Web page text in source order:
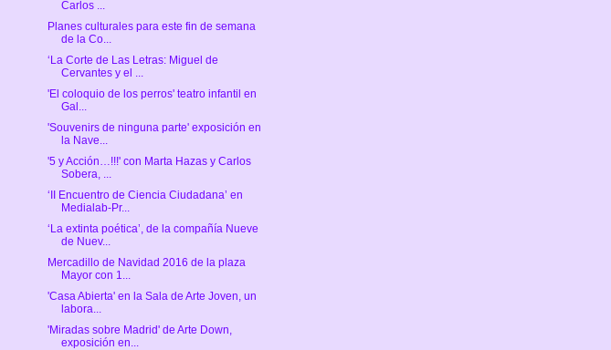
Carlos ...
Planes culturales para este fin de semana
de la Co...
‘La Corte de Las Letras: Miguel de
Cervantes y el ...
'El coloquio de los perros' teatro infantil en
Gal...
'Souvenirs de ninguna parte' exposición en
la Nave...
'5 y Acción…!!!' con Marta Hazas y Carlos
Sobera, ...
‘II Encuentro de Ciencia Ciudadana’ en
Medialab-Pr...
‘La extinta poética’, de la compañía Nueve
de Nuev...
Mercadillo de Navidad 2016 de la plaza
Mayor con 1...
'Casa Abierta' en la Sala de Arte Joven, un
labora...
'Miradas sobre Madrid' de Arte Down,
exposición en...